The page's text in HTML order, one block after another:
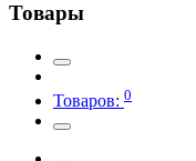
Товары
Товаров: 0